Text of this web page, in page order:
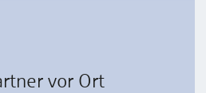
vor Ort